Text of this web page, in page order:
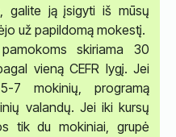
galite ją įsigyti iš mūsų
už papildomą mokestį.
skiriama 30
vieną CEFR lygį. Jei
7 mokinių, programą
valandų. Jei iki kursų
tik du mokiniai, grupė